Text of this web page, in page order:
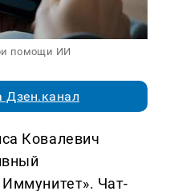
помощи ИИ
Дзен.канал
Ковалевич
Чат-